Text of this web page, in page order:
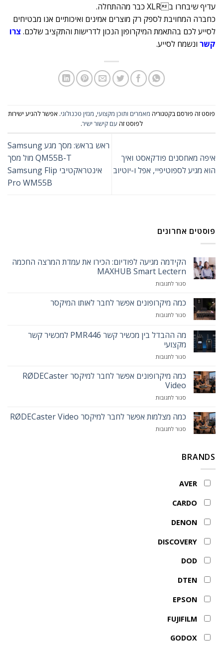
עדיף שיבחרו בXLR כבר מההתחלה.
כחברה המחויבת לספק רק מוצרים אמינים ואיכותיים אנו מבטיחים
לסייע לכם בהתאמת המיקרופון הנכון לדרישות והתקציב שלכם. צרו
קשר ונשמח לסייע.
פוסט זה פורסם בקטגוריה מאמרים ותוכן מקצועי, מגזין טכנולוגי. אפשר להגיע ישירות
לפוסט זה עם קישור ישיר.
איפה מאחסנים פודקאסט ואיך
הוא מגיע לספוטיפיי, אפל ו-יוטיוב
ראש בראש: מסך מגע Samsung
QM55B-T מול מסך
אינטראקטיבי Samsung Flip
Pro WM55B
פוסטים אחרונים
הקידמה מגיעה לפודיום: הכירו את עמדת המרצה החכמה
MAXHUB Smart Lectern
סגור לתגובותעל
מגיעה
הכירו
עמדת
המרצה
MAXHUB
Lectern
כמה מיקרופונים אפשר לחבר לאותו המיקסר
סגור לתגובותעל
מיקרופונים
אפשר
לאותו
מה ההבדל בין מכשיר קשר PMR446 למכשיר קשר
מקצועי
סגור לתגובותעל
ההבדל
קשר
למכשיר
מקצועי
כמה מיקרופונים אפשר לחבר למיקסר RØDECaster
Video
סגור לתגובותעל
מיקרופונים
לחבר
כמה מצלמות אפשר לחבר למיקסר RØDECaster Video
סגור לתגובותעל
BRANDS
AVER
CARDO
DENON
DISCOVERY
DOD
DTEN
EPSON
FUJIFILM
GODOX